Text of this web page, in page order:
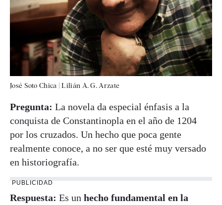
José Soto Chica |Lilián A. G. Arzate
Pregunta: La novela da especial énfasis a la
conquista de Constantinopla en el año de 1204
por los cruzados. Un hecho que poca gente
realmente conoce, a no ser que esté muy versado
en historiografía.
PUBLICIDAD
Respuesta: Es un hecho fundamental en la